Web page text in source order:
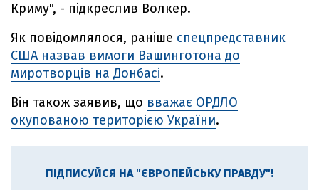
Криму", - підкреслив Волкер.
Як повідомлялося, раніше спецпредставник
США назвав вимоги Вашинготона до
миротворців на Донбасі.
Він також заявив, що вважає ОРДЛО
окупованою територією України.
ПІДПИСУЙСЯ НА "ЄВРОПЕЙСЬКУ ПРАВДУ"!